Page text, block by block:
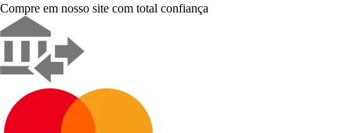
Compre em nosso site com total confiança